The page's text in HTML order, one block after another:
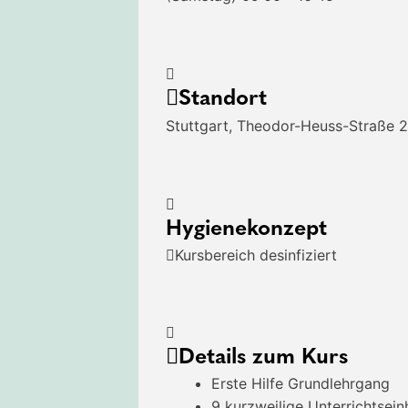
Standort
Stuttgart, Theodor-Heuss-Straße
Hygienekonzept
Kursbereich desinfiziert
Details zum Kurs
Erste Hilfe Grundlehrgang